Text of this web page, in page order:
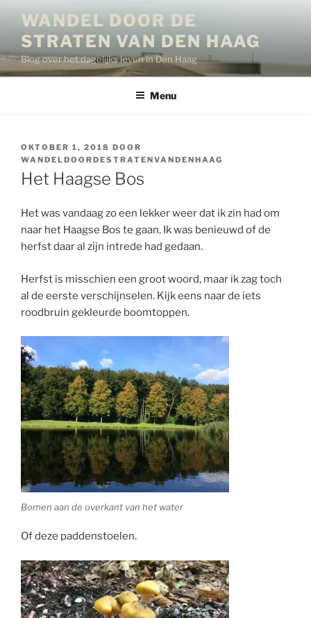
inhoud
WANDEL DOOR DE
STRATEN VAN DEN HAAG
Blog over het dagelijks leven in Den Haag
Menu
GEPLAATST
OP
OKTOBER 1, 2018 DOOR
WANDELDOORDESTRATENVANDENHAAG
Het Haagse Bos
Het was vandaag zo een lekker weer dat ik zin had om
naar het Haagse Bos te gaan. Ik was benieuwd of de
herfst daar al zijn intrede had gedaan.
Herfst is misschien een groot woord, maar ik zag toch
al de eerste verschijnselen. Kijk eens naar de iets
roodbruin gekleurde boomtoppen.
Bomen aan de overkant van het water
Of deze paddenstoelen.